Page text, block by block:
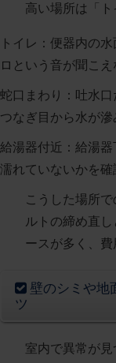
高い場所は「ト
トイレ ：便器内の
ロという音が聞こえ
蛇口まわり
：吐水
つなぎ目から水が滲
給湯器付近 ：給湯
濡れていないかを確
こうした場所
ルトの締め直
ースが多く、費
壁のシミや地
ツ
室内で異常が